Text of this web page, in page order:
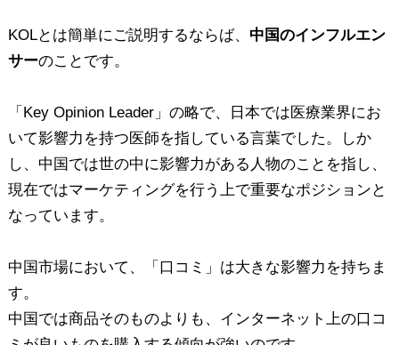
KOLとは簡単にご説明するならば、 中国のインフルエン
サーのことです。
「Key Opinion Leader」の略で、日本では医療業界にお
いて影響力を持つ医師を指している言葉でした。しか
し、中国では世の中に影響力がある人物のことを指し、
現在ではマーケティングを行う上で重要なポジションと
なっています。
中国市場において、「口コミ」は大きな影響力を持ちま
す。
中国では商品そのものよりも、インターネット上の口コ